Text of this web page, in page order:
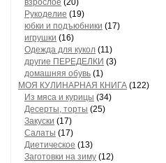
взрослое (20)
Рукоделие (19)
юбки и подъюбники (17)
игрушки (16)
Одежда для кукол (11)
другие ПЕРЕДЕЛКИ (3)
домашняя обувь (1)
МОЯ КУЛИНАРНАЯ КНИГА (122)
Из мяса и курицы (34)
Десерты, торты (25)
Закуски (17)
Салаты (17)
Диетическое (13)
Заготовки на зиму (12)